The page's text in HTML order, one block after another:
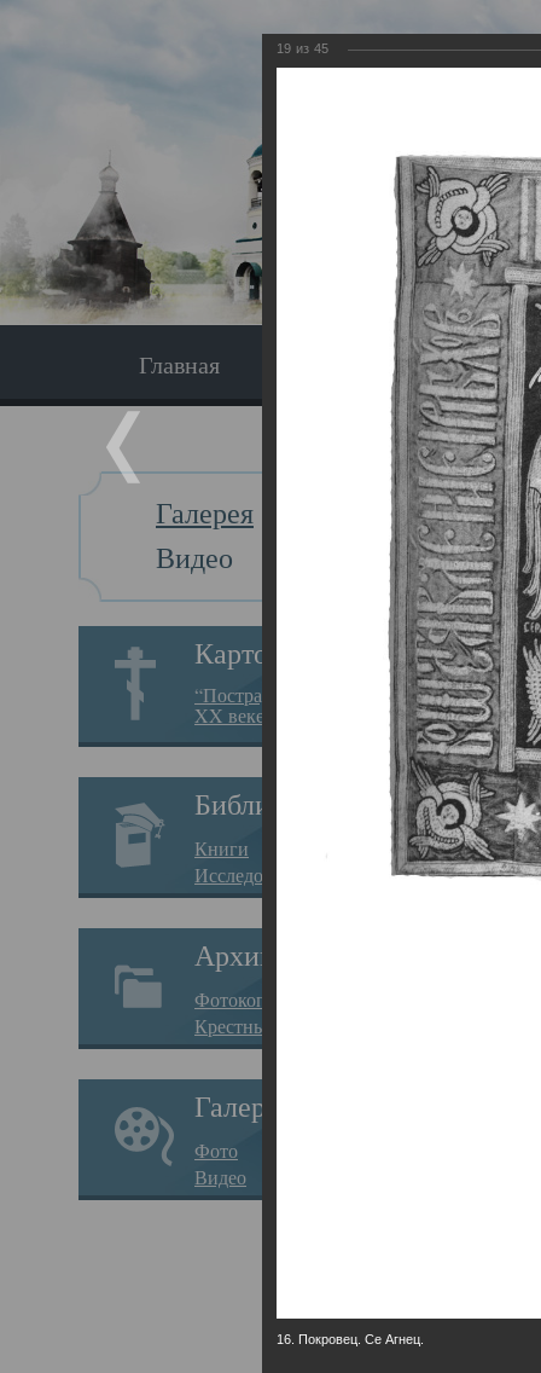
Главная Экскурсия
Галерея
Видео
Картотека
“Пострадавшие за веру в
XX веке на Севере”
Библиотека
Книги
Исследования
Архив
Фотокопии дел
Крестные ходы
Галерея
Фото
Видео
Главная
19 из 45
16. Покровец. Се Агнец.